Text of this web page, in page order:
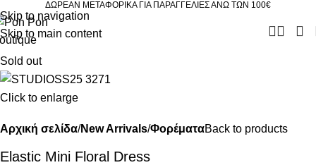
Skip to navigation
Skip to main content
ΔΩΡΕΑΝ ΜΕΤΑΦΟΡΙΚΑ ΓΙΑ ΠΑΡΑΓΓΕΛΙΕΣ ΑΝΩ ΤΩΝ 100€
Sold out
Click to enlarge
Αρχική σελίδα New Arrivals ΦορέματαBack to products
Elastic Mini Floral Dress